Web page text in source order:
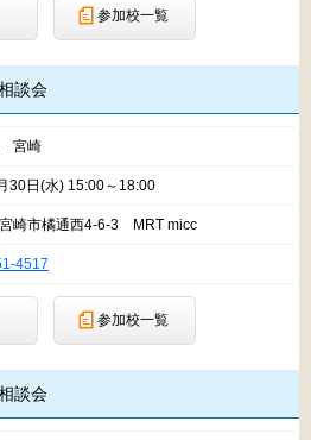
参加校一覧
談会
宮崎
30日(水) 15:00～18:00
崎市橘通西4-6-3 MRT micc
4517
参加校一覧
談会